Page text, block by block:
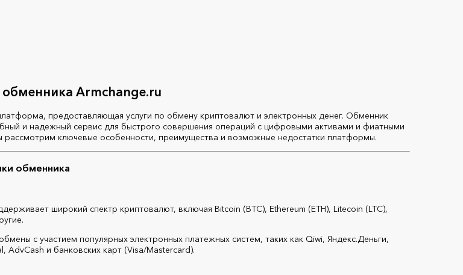
Armchange.ru
предоставляющая услуги по обмену криптовалют и электронных денег. Обменник
и надежный сервис для быстрого совершения операций с цифровыми активами и фиатными
ключевые особенности, преимущества и возможные недостатки платформы.
обменника
широкий спектр криптовалют, включая Bitcoin (BTC), Ethereum (ETH), Litecoin (LTC),
с участием популярных электронных платежных систем, таких как Qiwi, Яндекс.Деньги,
AdvCash и банковских карт (Visa/Mastercard).